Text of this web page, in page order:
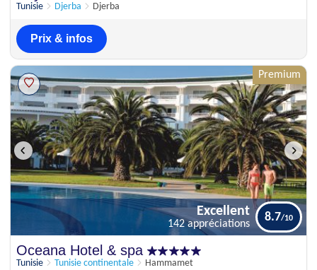
Tunisie Djerba Djerba
Prix & infos
Premium
Excellent
142 appréciations
Oceana Hotel & spa
Tunisie Tunisie continentale Hammamet
Excellent
142 appréciations
8.7